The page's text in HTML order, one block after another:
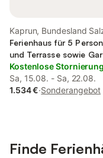
Kaprun, Bundesland
Ferienhaus für 5
und Terrasse sowie
Kostenlose Stornierung
Sa, 15.08. - Sa, 22.08.
1.534 €·Sonderangebot
Finde